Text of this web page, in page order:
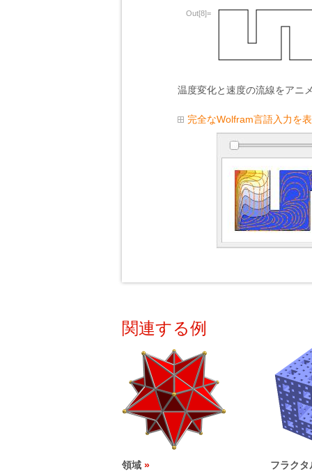
Out[8]=
温度変化と速度の流線をアニ
完全なWolfram言語入力を
関連する例
領域 フラクタ